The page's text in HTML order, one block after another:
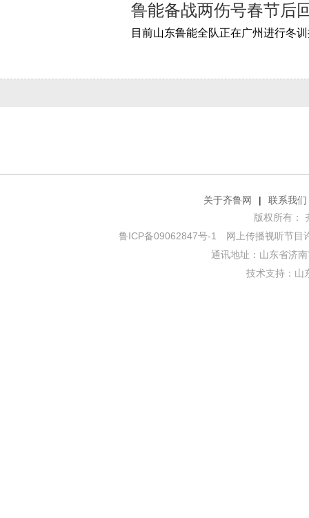
鲁能备战两伤号春节后
目前山东鲁能全队正在广州进行冬
关于齐鲁网 |
联系我们
版权所有：
鲁ICP备09062847号-1
网上传播视听节目
通讯地址：山东省济
技术支持： 山